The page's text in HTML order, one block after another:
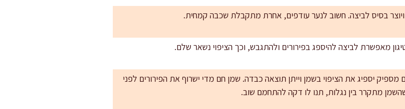
בסיס לביצה. חשוב לנער עודפים, אחרת מתקבלת שכבה קמחית.
יספיג את הציפוי בשמן וייתן תוצאה כבדה. שמן חם מדי ישרוף את הפירורים לפני
מתקרר בין נגלות, תנו לו דקה להתחמם שוב.